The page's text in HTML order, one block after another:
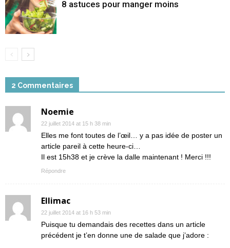
8 astuces pour manger moins
2 Commentaires
Noemie
22 juillet 2014 at 15 h 38 min
Elles me font toutes de l’œil… y a pas idée de poster un
article pareil à cette heure-ci…
Il est 15h38 et je crève la dalle maintenant ! Merci !!!
Répondre
Ellimac
22 juillet 2014 at 16 h 53 min
Puisque tu demandais des recettes dans un article
précédent je t’en donne une de salade que j’adore :